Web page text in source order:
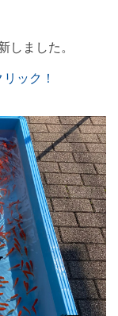
しました。
ック！